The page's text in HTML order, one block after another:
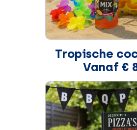
Tropische
Vanaf €